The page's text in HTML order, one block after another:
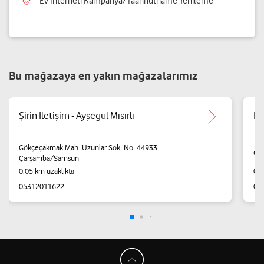
Bu mağazaya en yakın mağazalarımız
Şirin İletişim - Ayşegül Mısırlı
Gökçeçakmak Mah. Uzunlar Sok. No: 44933
Çarşamba/Samsun
0.05 km uzaklıkta
05312011622